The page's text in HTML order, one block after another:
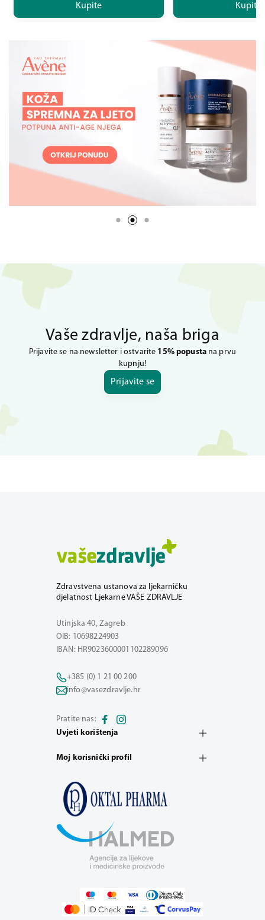
Kupite
Kupite
Vaše zdravlje, naša briga
Prijavite se na newsletter i ostvarite 15% popustana prvu
kupnju!
Prijavite se
Zdravstvena ustanova za ljekarničku
djelatnost Ljekarne VAŠE ZDRAVLJE
Utinjska 40, Zagreb
OIB: 10698224903
IBAN: HR9023600001102289096
+385 (0) 1 21 00 200
info@vasezdravlje.hr
Pratite nas:
Uvjeti korištenja
Moj korisnički profil